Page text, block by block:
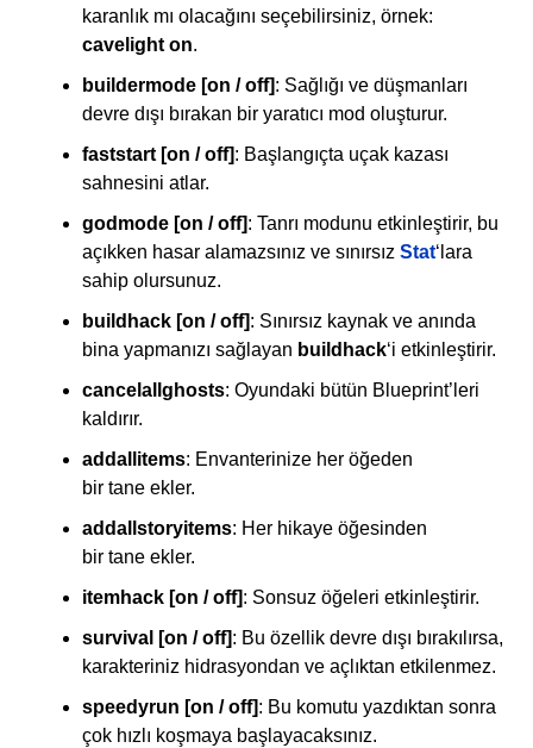
karanlık mı olacağını seçebilirsiniz, örnek:
cavelight on.
buildermode [on / off]: Sağlığı ve düşmanları
devre dışı bırakan bir yaratıcı mod oluşturur.
faststart [on / off]: Başlangıçta uçak kazası
sahnesini atlar.
godmode [on / off]: Tanrı modunu etkinleştirir, bu
açıkken hasar alamazsınız ve sınırsız Stat‘lara
sahip olursunuz.
buildhack [on / off]: Sınırsız kaynak ve anında
bina yapmanızı sağlayan buildhack‘i etkinleştirir.
cancelallghosts: Oyundaki bütün Blueprint’leri
kaldırır.
addallitems: Envanterinize her öğeden
bir tane ekler.
addallstoryitems: Her hikaye öğesinden
bir tane ekler.
itemhack [on / off]: Sonsuz öğeleri etkinleştirir.
survival [on / off]: Bu özellik devre dışı bırakılırsa,
karakteriniz hidrasyondan ve açlıktan etkilenmez.
speedyrun [on / off]: Bu komutu yazdıktan sonra
çok hızlı koşmaya başlayacaksınız.